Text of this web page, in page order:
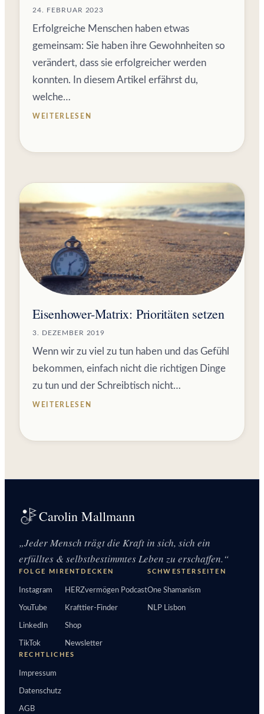
24. FEBRUAR 2023
Erfolgreiche Menschen haben etwas
gemeinsam: Sie haben ihre Gewohnheiten so
verändert, dass sie erfolgreicher werden
konnten. In diesem Artikel erfährst du,
welche…
WEITERLESEN
Eisenhower-Matrix: Prioritäten setzen
3. DEZEMBER 2019
Wenn wir zu viel zu tun haben und das Gefühl
bekommen, einfach nicht die richtigen Dinge
zu tun und der Schreibtisch nicht…
WEITERLESEN
Carolin Mallmann
„Jeder Mensch trägt die Kraft in sich, sich ein
erfülltes & selbstbestimmtes Leben zu erschaffen.“
FOLGE MIR
Instagram
YouTube
LinkedIn
TikTok
ENTDECKEN
HERZvermögen Podcast
Krafttier-Finder
Shop
Newsletter
SCHWESTERSEITEN
One Shamanism
NLP Lisbon
RECHTLICHES
Impressum
Datenschutz
AGB